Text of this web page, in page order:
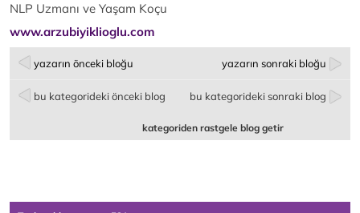
NLP Uzmanı ve Yaşam Koçu
www.arzubiyiklioglu.com
yazarın önceki bloğu yazarın sonraki bloğu
bu kategorideki önceki blog bu kategorideki sonraki blog
kategoriden rastgele blog getir